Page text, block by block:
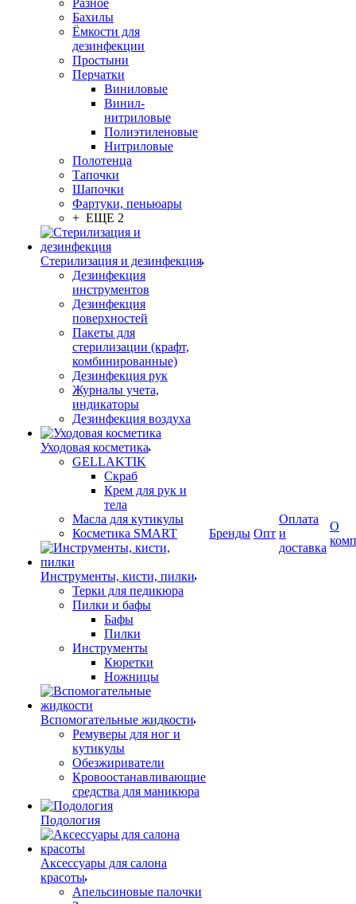
Разное
Бахилы
Ёмкости для
дезинфекции
Простыни
Перчатки
Виниловые
Винил-
нитриловые
Полиэтиленовые
Нитриловые
Полотенца
Тапочки
Шапочки
Фартуки, пеньюары
+ ЕЩЕ 2
Стерилизация и дезинфекция
Дезинфекция
инструментов
Дезинфекция
поверхностей
Пакеты для
стерилизации (крафт,
комбинированные)
Дезинфекция рук
Журналы учета,
индикаторы
Дезинфекция воздуха
Уходовая косметика
GELLAKTIK
Скраб
Крем для рук и
тела
Масла для кутикулы
Косметика SMART
Инструменты, кисти, пилки
Терки для педикюра
Пилки и бафы
Бафы
Пилки
Инструменты
Кюретки
Ножницы
Вспомогательные жидкости
Ремуверы для ног и
кутикулы
Обезжириватели
Кровоостанавливающие
средства для маникюра
Подология
Аксессуары для салона
красоты
Апельсиновые палочки
Бренды Опт
Оплата
и
доставка
О